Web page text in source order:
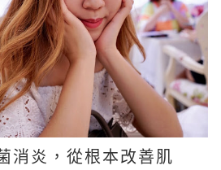
消炎，從根本改善肌